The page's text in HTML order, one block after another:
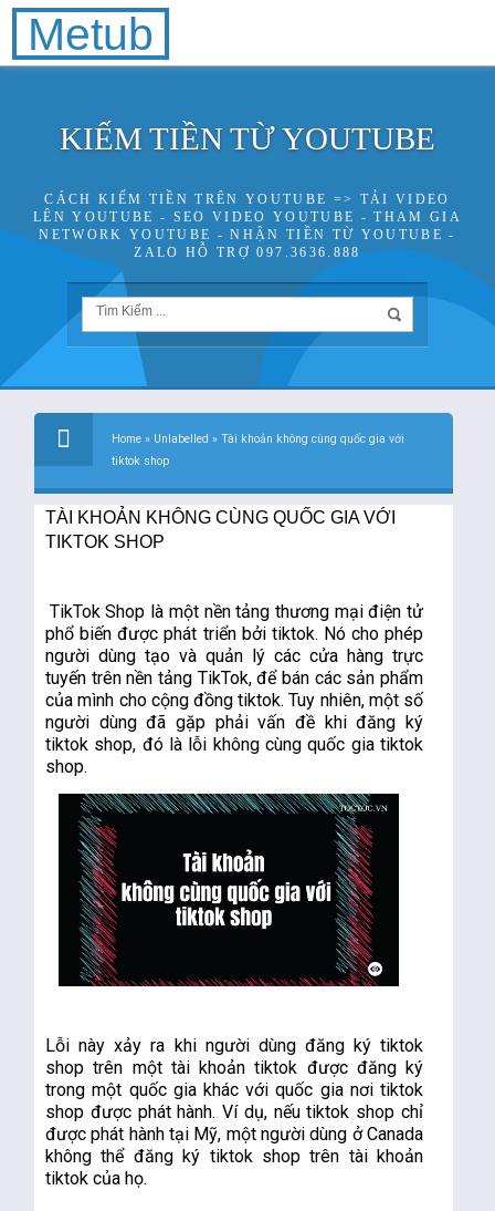
Metub
KIẾM TIỀN TỪ YOUTUBE
CÁCH KIẾM TIỀN TRÊN YOUTUBE => TẢI VIDEO
LÊN YOUTUBE - SEO VIDEO YOUTUBE - THAM GIA
NETWORK YOUTUBE - NHẬN TIỀN TỪ YOUTUBE -
ZALO HỖ TRỢ 097.3636.888
Home » Unlabelled »Tài khoản không cùng quốc gia với
tiktok shop
TÀI KHOẢN KHÔNG CÙNG QUỐC GIA VỚI
TIKTOK SHOP
TikTok Shop là một nền tảng thương mại điện tử
phổ biến được phát triển bởi tiktok. Nó cho phép
người dùng tạo và quản lý các cửa hàng trực
tuyến trên nền tảng TikTok, để bán các sản phẩm
của mình cho cộng đồng tiktok. Tuy nhiên, một số
người dùng đã gặp phải vấn đề khi đăng ký
tiktok shop, đó là lỗi không cùng quốc gia tiktok
shop.
Lỗi này xảy ra khi người dùng đăng ký tiktok
shop trên một tài khoản tiktok được đăng ký
trong một quốc gia khác với quốc gia nơi tiktok
shop được phát hành. Ví dụ, nếu tiktok shop chỉ
được phát hành tại Mỹ, một người dùng ở Canada
không thể đăng ký tiktok shop trên tài khoản
tiktok của họ.